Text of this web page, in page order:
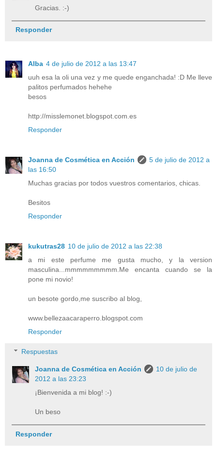
Gracias. :-)
Responder
Alba 4 de julio de 2012 a las 13:47
uuh esa la oli una vez y me quede enganchada! :D Me lleve
palitos perfumados hehehe
besos
http://misslemonet.blogspot.com.es
Responder
Joanna de Cosmética en Acción
5 de julio de 2012 a
las 16:50
Muchas gracias por todos vuestros comentarios, chicas.
Besitos
Responder
kukutras28 10 de julio de 2012 a las 22:38
a mi este perfume me gusta mucho, y la version
masculina...mmmmmmmmm.Me encanta cuando se la
pone mi novio!
un besote gordo,me suscribo al blog,
www.bellezaacaraperro.blogspot.com
Responder
Respuestas
Joanna de Cosmética en Acción
10 de julio de
2012 a las 23:23
¡Bienvenida a mi blog! :-)
Un beso
Responder